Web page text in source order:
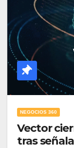
NEGOCIOS 360
Vector
tras